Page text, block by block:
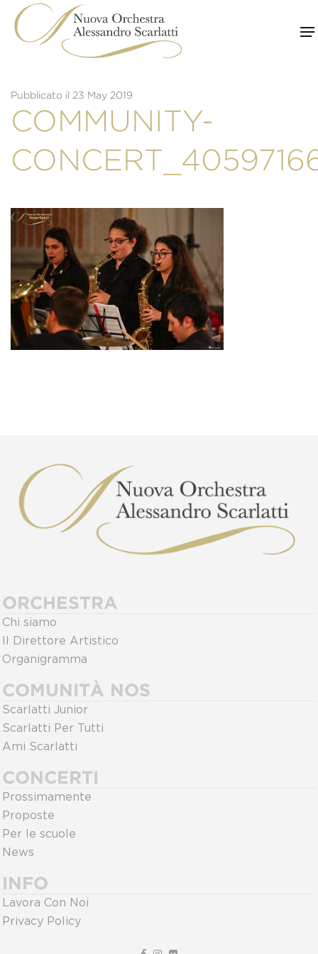
content
Pubblicato il 23 May 2019
COMMUNITY-
ORCHESTRA
Chi siamo
Il Direttore Artistico
Organigramma
COMUNITÀ NOS
Scarlatti Junior
Scarlatti Per Tutti
Ami Scarlatti
CONCERTI
Prossimamente
Proposte
Per le scuole
News
INFO
Lavora Con Noi
Privacy Policy